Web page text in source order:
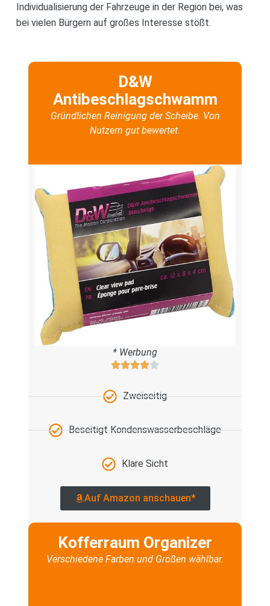
Individualisierung der Fahrzeuge in der Region bei, was
bei vielen Bürgern auf großes Interesse stößt.
D&W
Antibeschlagschwamm
Gründlichen Reinigung der Scheibe. Von
Nutzern gut bewertet.
* Werbung
Zweiseitig
Beseitigt Kondenswasserbeschläge
Klare Sicht
Auf Amazon anschauen*
Kofferraum Organizer
Verschiedene Farben und Größen wählbar.